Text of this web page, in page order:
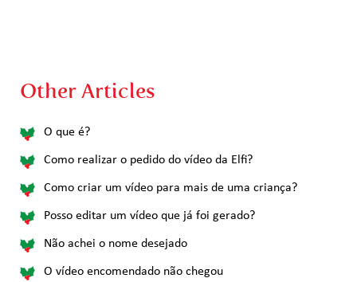
Other Articles
O que é?
Como realizar o pedido do vídeo da Elfi?
Como criar um vídeo para mais de uma criança?
Posso editar um vídeo que já foi gerado?
Não achei o nome desejado
O vídeo encomendado não chegou